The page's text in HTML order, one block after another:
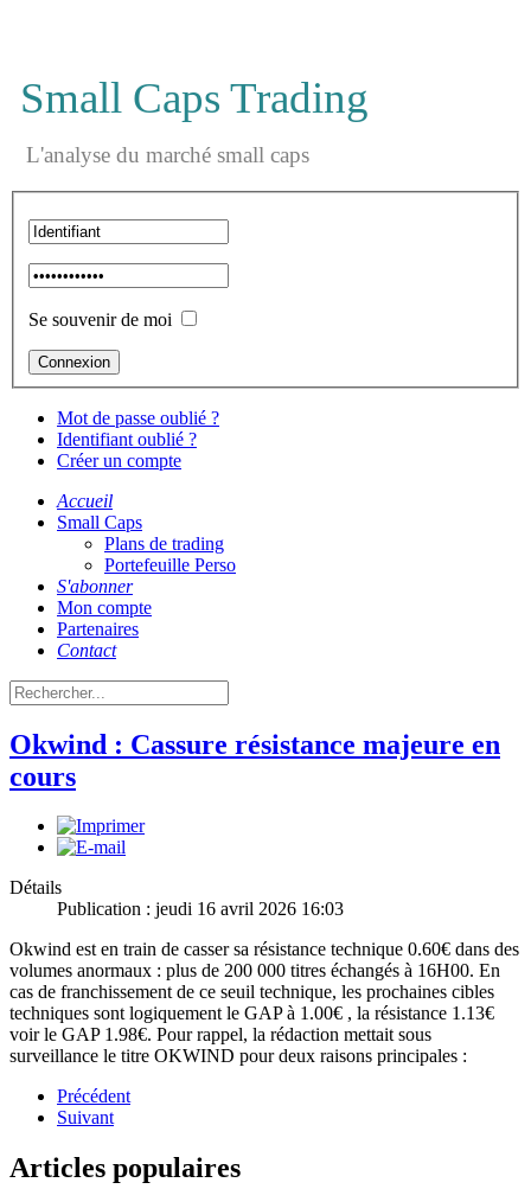
Small Caps Trading
L'analyse du marché small caps
Se souvenir de moi
Mot de passe oublié ?
Identifiant oublié ?
Créer un compte
Accueil
Small Caps
Plans de trading
Portefeuille Perso
S'abonner
Mon compte
Partenaires
Contact
Okwind : Cassure résistance majeure en
cours
Détails
Publication : jeudi 16 avril 2026 16:03
Okwind est en train de casser sa résistance technique 0.60€ dans des
volumes anormaux : plus de 200 000 titres échangés à 16H00. En
cas de franchissement de ce seuil technique, les prochaines cibles
techniques sont logiquement le GAP à 1.00€ , la résistance 1.13€
voir le GAP 1.98€. Pour rappel, la rédaction mettait sous
surveillance le titre OKWIND pour deux raisons principales :
Précédent
Suivant
Articles populaires